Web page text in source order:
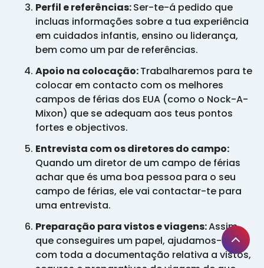
Perfil e referências:Ser-te-á pedido que
incluas informações sobre a tua experiência
em cuidados infantis, ensino ou liderança,
bem como um par de referências.
Apoio na colocação:Trabalharemos para te
colocar em contacto com os melhores
campos de férias dos EUA (como o Nock-A-
Mixon) que se adequam aos teus pontos
fortes e objectivos.
Entrevista com os diretores do campo:
Quando um diretor de um campo de férias
achar que és uma boa pessoa para o seu
campo de férias, ele vai contactar-te para
uma entrevista.
Preparação para vistos e viagens:Assim
que conseguires um papel, ajudamos-te
com toda a documentação relativa a vistos,